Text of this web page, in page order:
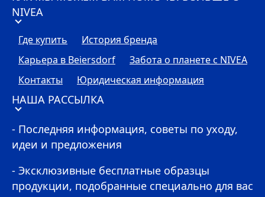
NIVEA
Где купить
История бренда
Карьера в Beiersdorf
Забота о планете с NIVEA
Контакты
Юридическая информация
НАША РАССЫЛКА
- Последняя информация, советы по уходу,
идеи и предложения
- Эксклюзивные бесплатные образцы
продукции, подобранные специально для вас